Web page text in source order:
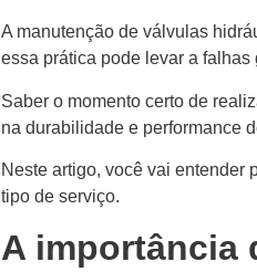
A manutenção de válvulas
essa prática pode levar a
Saber o momento certo de
na durabilidade e performance
Neste artigo, você vai entender
tipo de serviço.
A importância